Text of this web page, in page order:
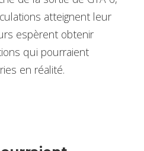
atteignent leur
espèrent obtenir
qui pourraient
en réalité.